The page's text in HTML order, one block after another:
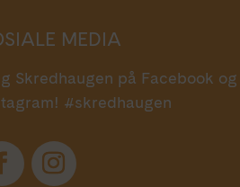
MEDIA
Skredhaugen på Facebook og
#skredhaugen